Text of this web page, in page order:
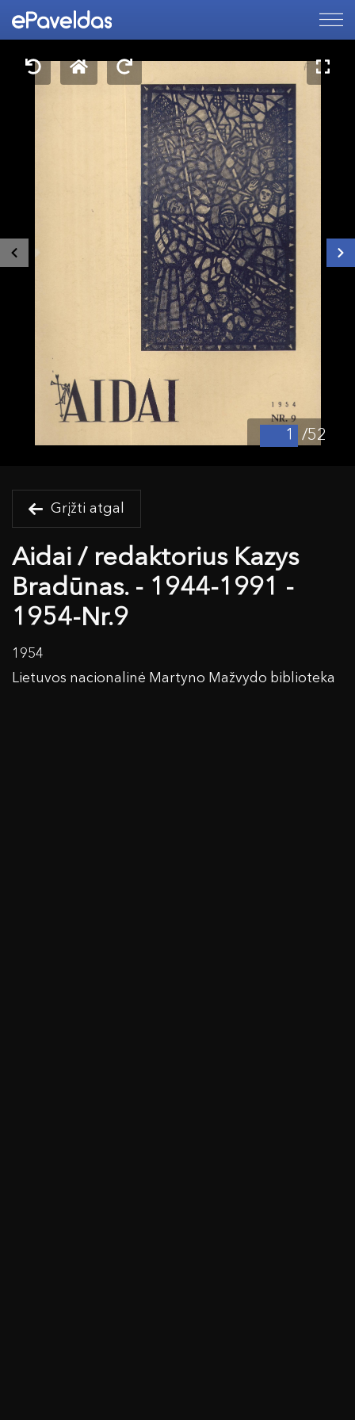
/52
Grįžti atgal
Aidai / redaktorius Kazys
Bradūnas. - 1944-1991 -
1954-Nr.9
1954
Lietuvos nacionalinė Martyno Mažvydo biblioteka